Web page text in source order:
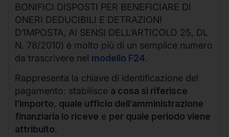
BONIFICI DISPOSTI PER BENEFICIARE DI
ONERI DEDUCIBILI E DETRAZIONI
D’IMPOSTA, AI SENSI DELL’ARTICOLO 25, DL
N. 78/2010) è molto più di un semplice numero
da trascrivere nel modello F24.
Rappresenta la chiave di identificazione del
pagamento: stabilisce a cosa si riferisce
l’importo, quale ufficio dell’amministrazione
finanziaria lo riceve e per quale periodo viene
attribuito.